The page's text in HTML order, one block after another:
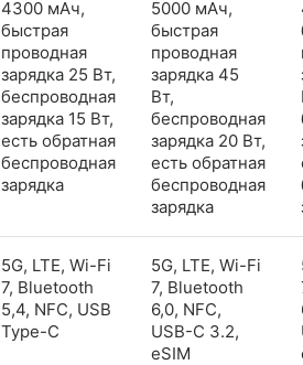
4300 мАч,
быстрая
проводная
зарядка 25 Вт,
беспроводная
зарядка 15 Вт,
есть обратная
беспроводная
зарядка
5000 мАч,
быстрая
проводная
зарядка 45
Вт,
беспроводная
зарядка 20 Вт,
есть обратная
беспроводная
зарядка
5G, LTE, Wi-Fi
7, Bluetooth
5,4, NFC, USB
Type-C
5G, LTE, Wi-Fi
7, Bluetooth
6,0, NFC,
USB-C 3.2,
eSIM